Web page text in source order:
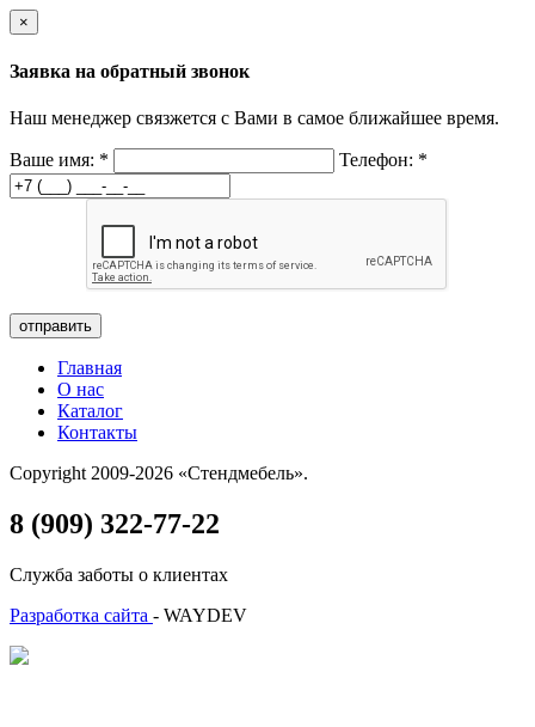
×
Заявка на обратный звонок
Наш менеджер связжется с Вами в самое ближайшее время.
Ваше имя: * Телефон: *
отправить
Главная
О нас
Каталог
Контакты
Copyright 2009-2026 «Стендмебель».
8 (909) 322-77-22
Служба заботы о клиентах
Разработка сайта - WAYDEV